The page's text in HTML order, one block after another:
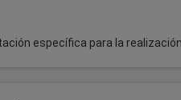
específica para la